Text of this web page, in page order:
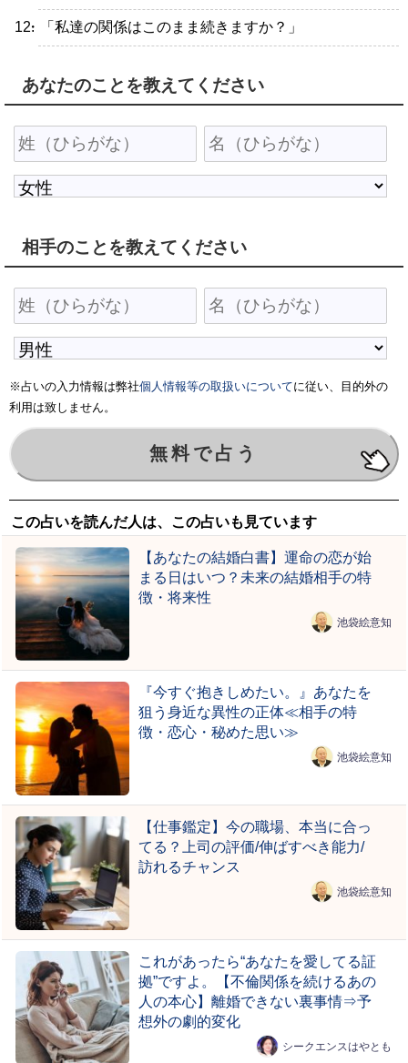
・「私達の関係はこのまま続きますか？」
あなたのことを教えてください
相手のことを教えてください
※占いの入力情報は弊社個人情報等の取扱いについてに従い、目的外の
利用は致しません。
この占いを読んだ人は、この占いも見ています
【あなたの結婚白書】運命の恋が始
まる日はいつ？未来の結婚相手の特
徴・将来性
池袋絵意知
『今すぐ抱きしめたい。』あなたを
狙う身近な異性の正体≪相手の特
徴・恋心・秘めた思い≫
池袋絵意知
【仕事鑑定】今の職場、本当に合っ
てる？上司の評価/伸ばすべき能力/
訪れるチャンス
池袋絵意知
これがあったら“あなたを愛してる証
拠”ですよ。【不倫関係を続けるあの
人の本心】離婚できない裏事情⇒予
想外の劇的変化
シークエンスはやとも